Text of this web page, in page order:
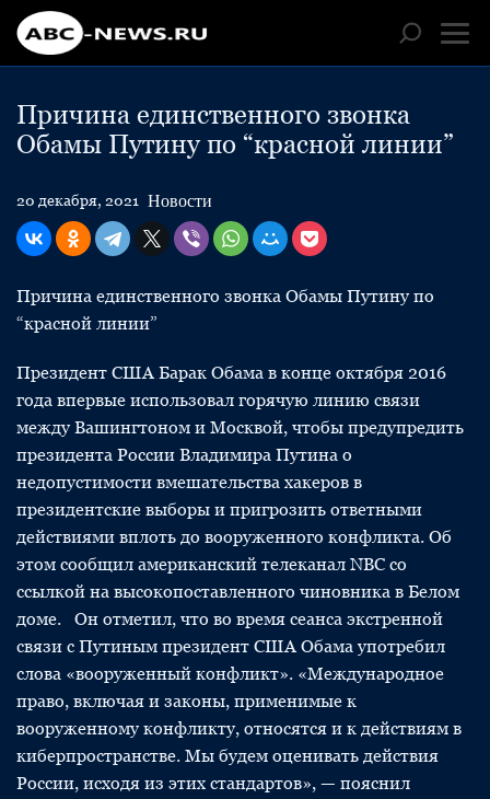
Причина единственного звонка
Обамы Путину по “красной линии”
20 декабря, 2021 Новости
Причина единственного звонка Обамы Путину по
“красной линии”
Президент США Барак Обама в конце октября 2016
года впервые использовал горячую линию связи
между Вашингтоном и Москвой, чтобы предупредить
президента России Владимира Путина о
недопустимости вмешательства хакеров в
президентские выборы и пригрозить ответными
действиями вплоть до вооруженного конфликта. Об
этом сообщил американский телеканал NBC со
ссылкой на высокопоставленного чиновника в Белом
доме. Он отметил, что во время сеанса экстренной
связи с Путиным президент США Обама употребил
слова «вооруженный конфликт». «Международное
право, включая и законы, применимые к
вооруженному конфликту, относятся и к действиям в
киберпространстве. Мы будем оценивать действия
России, исходя из этих стандартов», — пояснил